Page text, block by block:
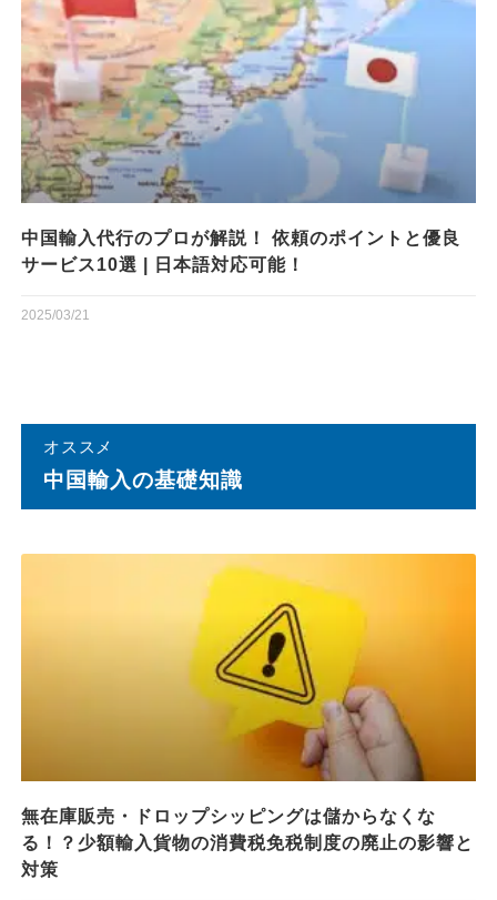
中国輸入代行のプロが解説！ 依頼のポイントと優良
サービス10選 | 日本語対応可能！
2025/03/21
オススメ
中国輸⼊の基礎知識
無在庫販売・ドロップシッピングは儲からなくな
る！？少額輸入貨物の消費税免税制度の廃止の影響と
対策